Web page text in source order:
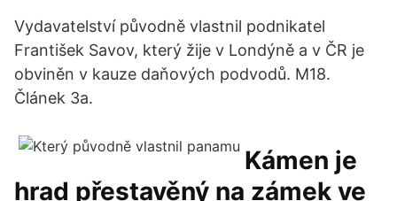
Vydavatelství původně vlastnil podnikatel
František Savov, který žije v Londýně a v ČR je
obviněn v kauze daňových podvodů. M18.
Článek 3a.
Kámen je
hrad přestavěný na zámek ve